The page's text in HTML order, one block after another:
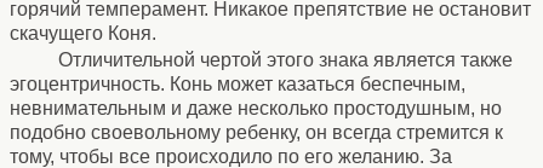
горячий темперамент. Никакое препятствие не остановит
скачущего Коня.
Отличительной чертой этого знака является также
эгоцентричность. Конь может казаться беспечным,
невнимательным и даже несколько простодушным, но
подобно своевольному ребенку, он всегда стремится к
тому, чтобы все происходило по его желанию. За